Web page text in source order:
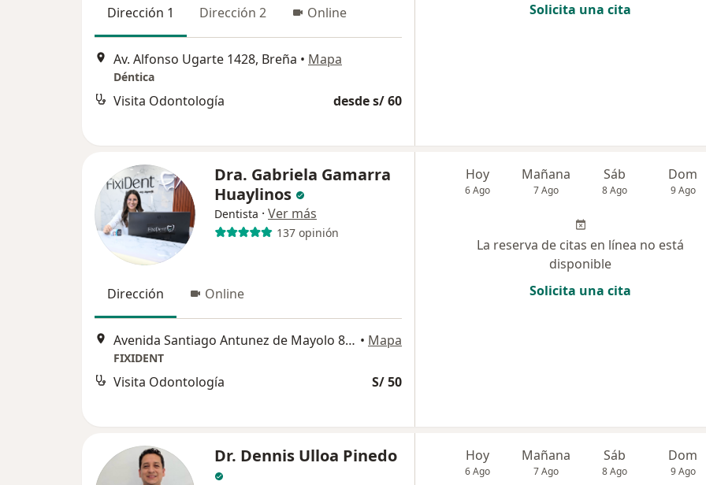
Dirección 1 Dirección 2 Online
Av. Alfonso Ugarte 1428, Breña • Mapa
Déntica
Visita Odontología desde s/ 60
Solicita una cita
Dra. Gabriela Gamarra
Huaylinos
Dentista · Ver más
137 opinión
Dirección Online
Avenida Santiago Antunez de Mayolo 859, Lima • Mapa
FIXIDENT
Visita Odontología S/ 50
Hoy
6 Ago
Mañana
7 Ago
Sáb
8 Ago
Dom
9 Ago
La reserva de citas en línea no está
disponible
Solicita una cita
Dr. Dennis Ulloa Pinedo Hoy
6 Ago
Mañana
7 Ago
Sáb
8 Ago
Dom
9 Ago